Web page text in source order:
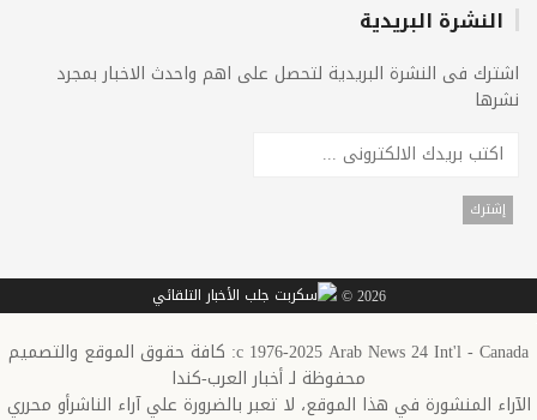
النشرة البريدية
اشترك فى النشرة البريدية لتحصل على اهم واحدث الاخبار بمجرد
نشرها
2026 ©
c 1976-2025 Arab News 24 Int'l - Canada: كافة حقوق الموقع والتصميم
محفوظة لـ أخبار العرب-كندا
الآراء المنشورة في هذا الموقع، لا تعبر بالضرورة علي آراء الناشرأو محرري